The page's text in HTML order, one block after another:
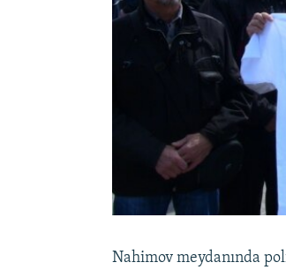
Nahimov meydanında